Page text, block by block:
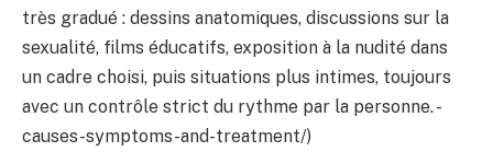
très gradué : dessins anatomiques, discussions sur la
sexualité, films éducatifs, exposition à la nudité dans
un cadre choisi, puis situations plus intimes, toujours
avec un contrôle strict du rythme par la personne. -
causes-symptoms-and-treatment/)